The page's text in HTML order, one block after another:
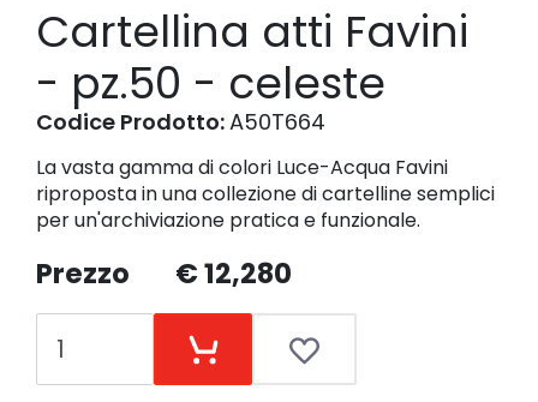
Cartellina atti Favini
- pz.50 - celeste
Codice Prodotto:A50T664
La vasta gamma di colori Luce-Acqua Favini
riproposta in una collezione di cartelline semplici
per un'archiviazione pratica e funzionale.
Prezzo € 12,280